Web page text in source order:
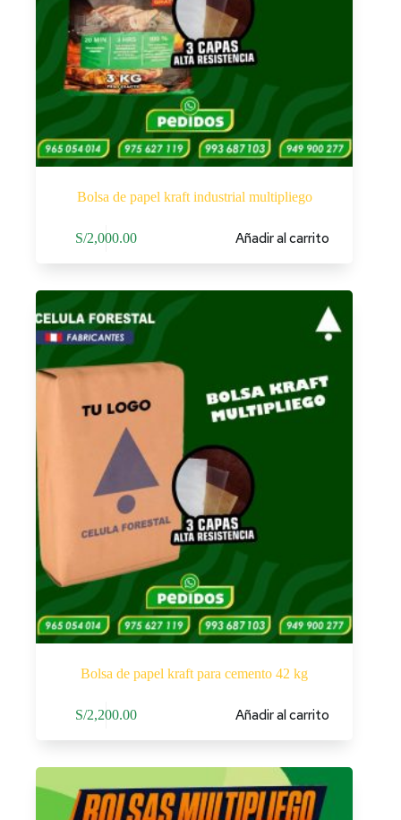
Bolsa de papel kraft industrial multipliego
S/2,000.00 Añadir al carrito
Bolsa de papel kraft para cemento 42 kg
S/2,200.00 Añadir al carrito